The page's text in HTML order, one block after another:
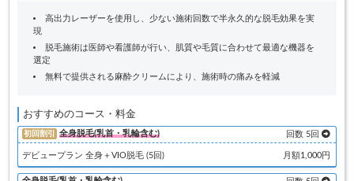
高出力レーザーを使用し、少ない施術回数で半永久的な脱毛効果を実
現
脱毛施術は医師や看護師が行い、肌質や毛質に合わせて最適な機器を
選定
無料で提供される麻酔クリームにより、施術時の痛みを軽減
おすすめのコース・料金
初回割引 全身脱毛(乳首・乳輪含む) 回数 5回
デビュープラン 全身＋VIO脱毛 (5回) 月額1,000円